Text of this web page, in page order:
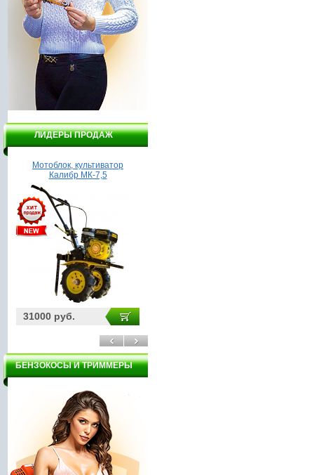
ЛИДЕРЫ ПРОДАЖ
Мотоблок, культиватор
Калибр МК-7,5
31000 руб.
БЕНЗОКОСЫ И ТРИММЕРЫ